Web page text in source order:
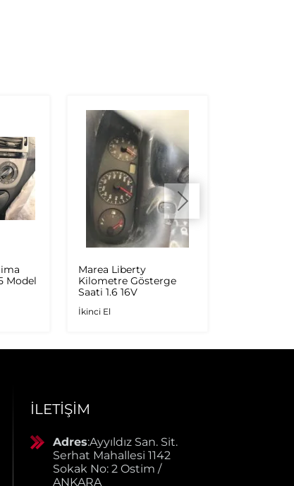
Model
Marea Liberty
Kilometre Gösterge
Saati 1.6 16V
İkinci El
İLETIŞIM
Adres:Ayyıldız San. Sit.
Serhat Mahallesi 1142
Sokak No: 2 Ostim /
ANKARA